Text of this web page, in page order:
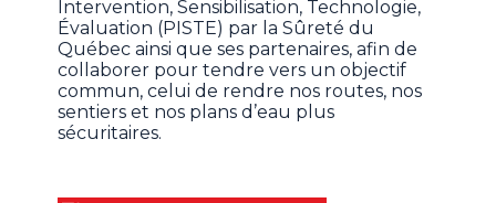
Intervention, Sensibilisation, Technologie,
Évaluation (PISTE) par la Sûreté du
Québec ainsi que ses partenaires, afin de
collaborer pour tendre vers un objectif
commun, celui de rendre nos routes, nos
sentiers et nos plans d’eau plus
sécuritaires.